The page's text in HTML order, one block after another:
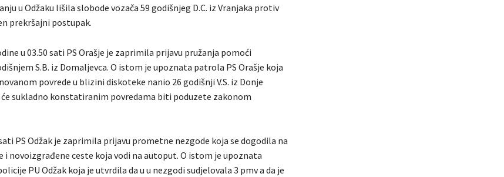
u Odžaku lišila slobode vozača 59 godišnjeg D.C. iz Vranjaka protiv
prekršajni postupak.
u 03.50 sati PS Orašje je zaprimila prijavu pružanja pomoći
S.B. iz Domaljevca. O istom je upoznata patrola PS Orašje koja
povrede u blizini diskoteke nanio 26 godišnji V.S. iz Donje
sukladno konstatiranim povredama biti poduzete zakonom
PS Odžak je zaprimila prijavu prometne nezgode koja se dogodila na
i novoizgrađene ceste koja vodi na autoput. O istom je upoznata
PU Odžak koja je utvrdila da u u nezgodi sudjelovala 3 pmv a da je